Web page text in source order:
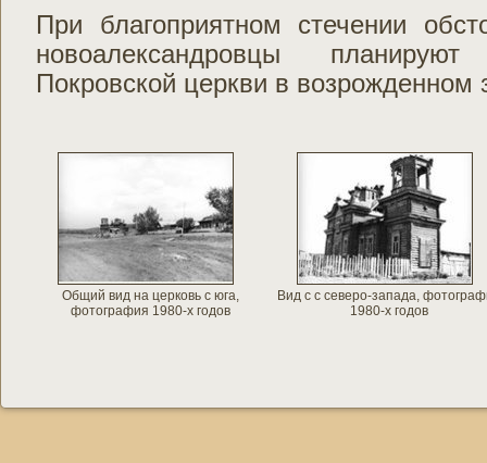
При благоприятном стечении
новоалександровцы
Покровской церкви в возрожденном
Общий вид на церковь с юга,
фотография 1980-х годов
Вид с с северо-запада,
1980-х годов